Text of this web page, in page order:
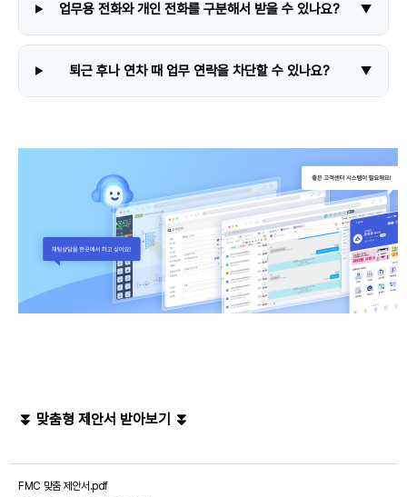
업무용 전화와 개인 전화를 구분해서 받을 수 있나요? ▼
퇴근 후나 연차 때 업무 연락을 차단할 수 있나요? ▼
⏬ 맞춤형 제안서 받아보기 ⏬
FMC 맞춤 제안서.pdf